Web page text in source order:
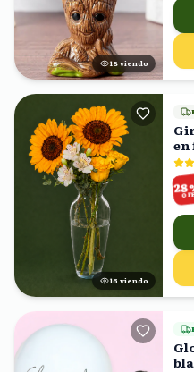
19 viendo
17 viendo
28
OFF